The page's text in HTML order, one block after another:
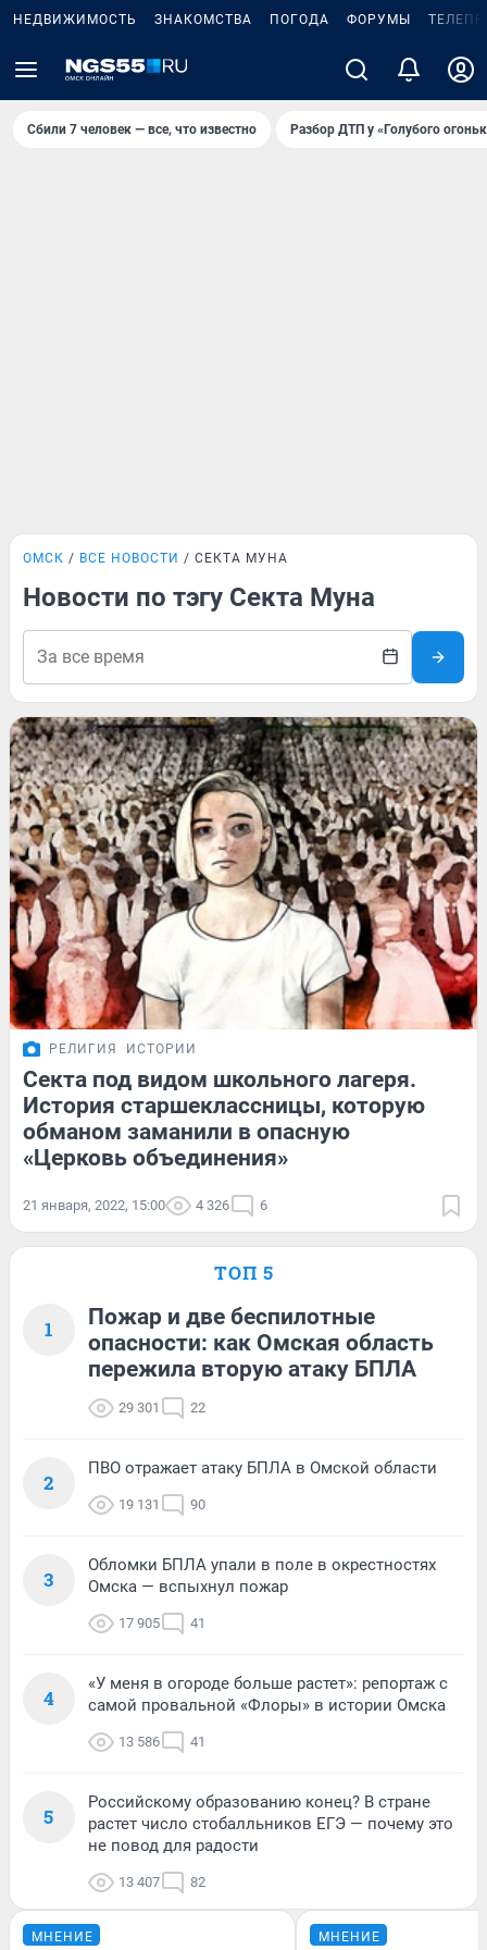
НЕДВИЖИМОСТЬ ЗНАКОМСТВА ПОГОДА ФОРУМЫ
Сбили 7 человек — все, что известно Разбор ДТП у «Голубого
ОМСК ВСЕ НОВОСТИ СЕКТА МУНА
Новости по тэгу Секта Муна
РЕЛИГИЯ ИСТОРИИ
Секта под видом школьного лагеря.
История старшеклассницы, которую
обманом заманили в опасную
«Церковь объединения»
21 января, 2022, 15:00 4 326 6
ТОП 5
1
Пожар и две беспилотные
опасности: как Омская область
пережила вторую атаку БПЛА
29 301 22
2
ПВО отражает атаку БПЛА в Омской области
19 131 90
3
Обломки БПЛА упали в поле в окрестностях
Омска — вспыхнул пожар
17 905 41
4
«У меня в огороде больше растет»: репортаж с
самой провальной «Флоры» в истории Омска
13 586 41
5
Российскому образованию конец? В стране
растет число стобалльников ЕГЭ — почему это
не повод для радости
13 407 82
МНЕНИЕ МНЕНИЕ